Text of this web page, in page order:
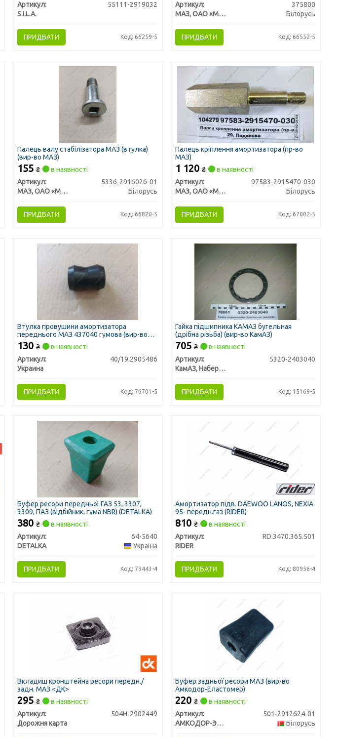
Артикул:
55111-2919032
S.I.L.A.
ПРИДБАТИ Код: 66259-5
Артикул:
375800
МАЗ, ОАО «Минский автомобильный завод»
Білорусь
ПРИДБАТИ Код: 66552-5
Палець валу стабілізатора МАЗ (втулка)
(вир-во МАЗ)
155₴
в наявності
Артикул:
5336-2916026-01
МАЗ, ОАО «Минский автомобильный завод»
Білорусь
ПРИДБАТИ Код: 66820-5
Палець кріплення амортизатора (пр-во
МАЗ)
1 120₴
в наявності
Артикул:
97583-2915470-030
МАЗ, ОАО «Минский автомобильный завод»
Білорусь
ПРИДБАТИ Код: 67002-5
Втулка провушини амортизатора
переднього МАЗ 437040 гумова (вир-во
Україна)
130₴
в наявності
Артикул:
40/19.2905486
Украина
ПРИДБАТИ Код: 76701-5
Гайка підшипника КАМАЗ бугельная
(дрібна різьба) (вир-во КамАЗ)
705₴
в наявності
Артикул:
5320-2403040
КамАЗ, Набережные Челны
ПРИДБАТИ Код: 15169-5
Буфер ресори передньої ГАЗ 53, 3307,
3309, ПАЗ (відбійник, гума NBR) (DETALKA)
380₴
в наявності
Артикул:
64-5640
DETALKA
Україна
ПРИДБАТИ Код: 79443-4
Амортизатор підв. DAEWOO LANOS, NEXIA
95- передн.газ (RIDER)
810₴
в наявності
Артикул:
RD.3470.365.501
RIDER
ПРИДБАТИ Код: 80956-4
Вкладиш кронштейна ресори передн./
задн. МАЗ <ДК>
295₴
в наявності
Артикул:
504Н-2902449
Дорожня карта
Буфер задньої ресори МАЗ (вир-во
Амкодор-Еластомер)
220₴
в наявності
Артикул:
501-2912624-01
АМКОДОР-ЭЛАСТОМЕР, ЗАО
Білорусь